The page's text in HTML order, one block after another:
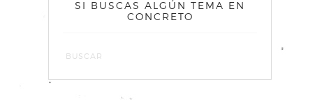
SI BUSCAS ALGÚN TEMA EN
CONCRETO